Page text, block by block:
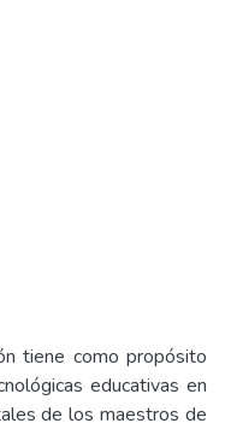
tiene como propósito
educativas en
de los maestros de